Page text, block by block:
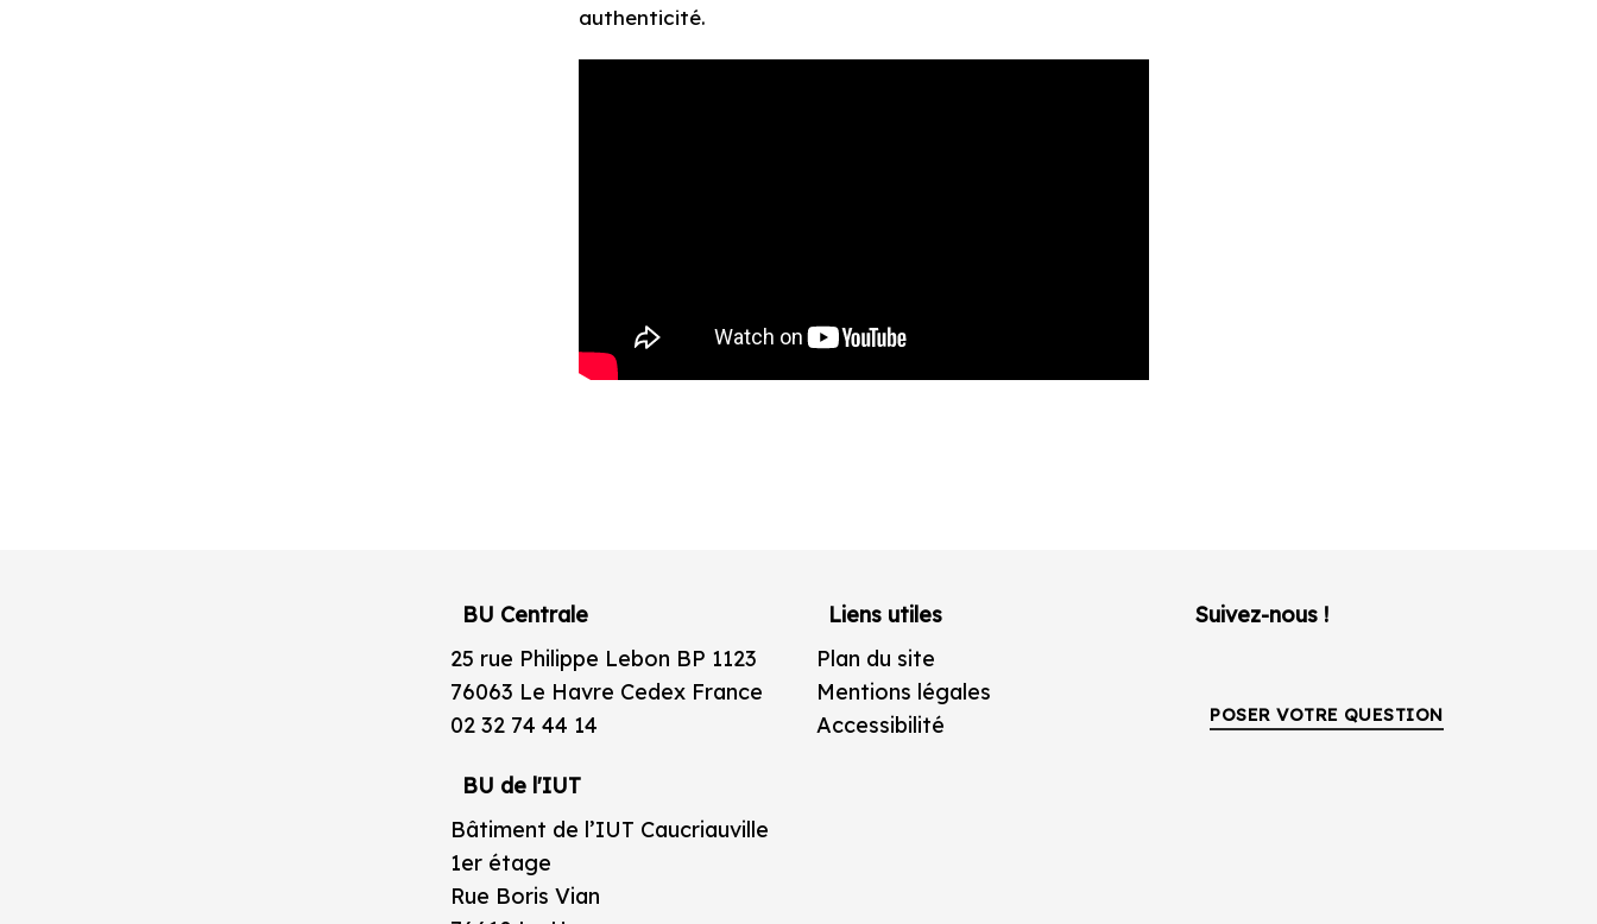
authenticité.
BU Centrale
25 rue Philippe Lebon BP 1123
76063 Le Havre Cedex France
02 32 74 44 14
BU de l'IUT
Bâtiment de l’IUT Caucriauville
1er étage
Rue Boris Vian
Liens utiles
Plan du site
Mentions légales
Accessibilité
Suivez-nous !
POSER VOTRE QUESTION